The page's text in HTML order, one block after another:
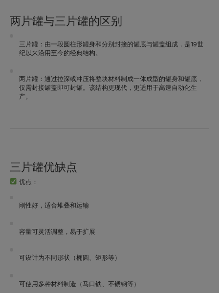
两片罐与三片罐的区别
三片罐 ：由一段圆柱形罐身和分别封接的罐底与罐盖组成，是19世
纪以来沿用至今的经典结构。
两片罐 ：通过拉深或冲压将整块材料制成一体成型的罐身和罐底，
仅需封接罐盖即可封罐。该结构更现代，更适用于高速自动化生
产。
三片罐优缺点
优点：
刚性好，适合堆叠和运输
容量可灵活调整，易于扩展
可设计为不同形状（椭圆、矩形等）
可使用多种材料制造（马口铁、不锈钢等）